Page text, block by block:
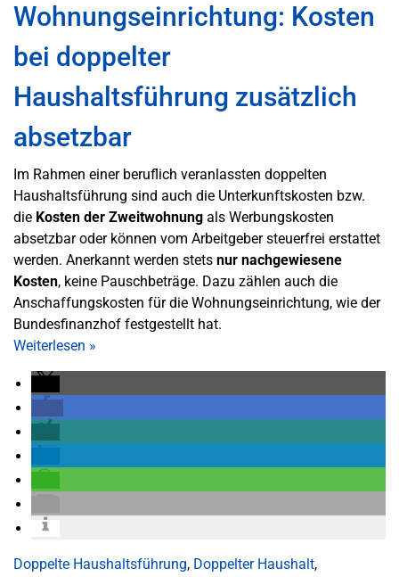
Wohnungseinrichtung: Kosten
bei doppelter
Haushaltsführung zusätzlich
absetzbar
Im Rahmen einer beruflich veranlassten doppelten
Haushaltsführung sind auch die Unterkunftskosten bzw.
die Kosten der Zweitwohnung als Werbungskosten
absetzbar oder können vom Arbeitgeber steuerfrei erstattet
werden. Anerkannt werden stets nur nachgewiesene
Kosten, keine Pauschbeträge. Dazu zählen auch die
Anschaffungskosten für die Wohnungseinrichtung, wie der
Bundesfinanzhof festgestellt hat.
Weiterlesen »
Doppelte Haushaltsführung, Doppelter Haushalt,